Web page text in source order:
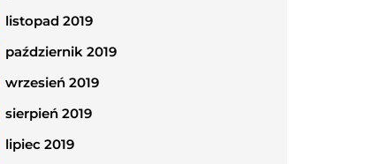
listopad 2019
październik 2019
wrzesień 2019
sierpień 2019
lipiec 2019